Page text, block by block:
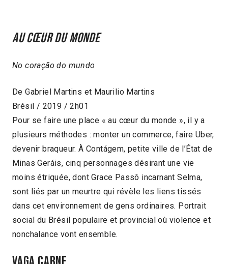
Au cœur du monde
No coração do mundo
De Gabriel Martins et Maurilio Martins
Brésil / 2019 / 2h01
Pour se faire une place « au cœur du monde », il y a
plusieurs méthodes : monter un commerce, faire Uber,
devenir braqueur. À Contágem, petite ville de l’État de
Minas Geráis, cinq personnages désirant une vie
moins étriquée, dont Grace Passô incarnant Selma,
sont liés par un meurtre qui révèle les liens tissés
dans cet environnement de gens ordinaires. Portrait
social du Brésil populaire et provincial où violence et
nonchalance vont ensemble.